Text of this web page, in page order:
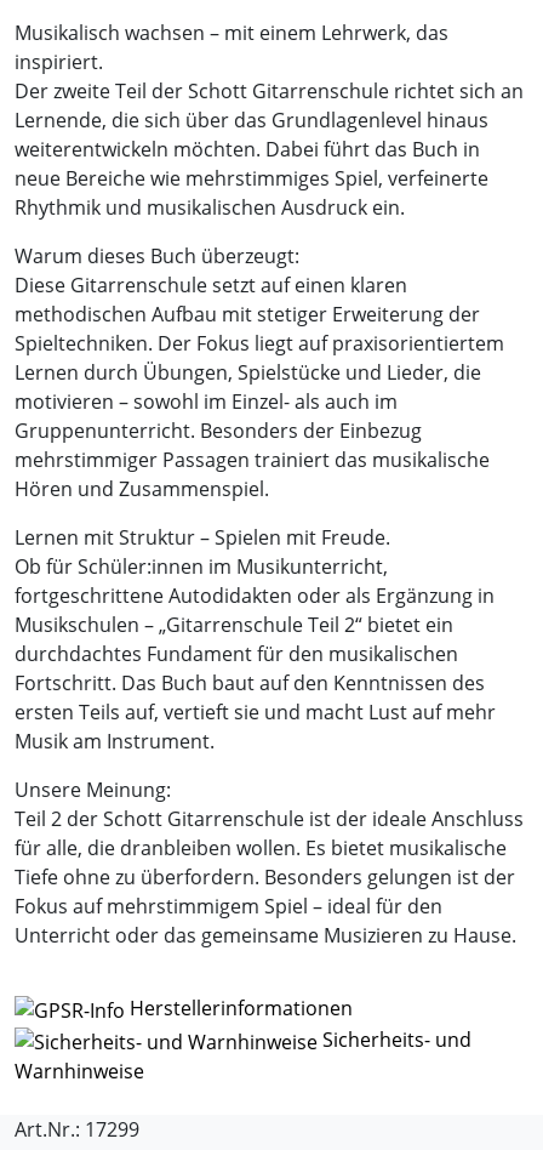
Musikalisch wachsen – mit einem Lehrwerk, das
inspiriert.
Der zweite Teil der Schott Gitarrenschule richtet sich an
Lernende, die sich über das Grundlagenlevel hinaus
weiterentwickeln möchten. Dabei führt das Buch in
neue Bereiche wie mehrstimmiges Spiel, verfeinerte
Rhythmik und musikalischen Ausdruck ein.
Warum dieses Buch überzeugt:
Diese Gitarrenschule setzt auf einen klaren
methodischen Aufbau mit stetiger Erweiterung der
Spieltechniken. Der Fokus liegt auf praxisorientiertem
Lernen durch Übungen, Spielstücke und Lieder, die
motivieren – sowohl im Einzel- als auch im
Gruppenunterricht. Besonders der Einbezug
mehrstimmiger Passagen trainiert das musikalische
Hören und Zusammenspiel.
Lernen mit Struktur – Spielen mit Freude.
Ob für Schüler:innen im Musikunterricht,
fortgeschrittene Autodidakten oder als Ergänzung in
Musikschulen – „Gitarrenschule Teil 2“ bietet ein
durchdachtes Fundament für den musikalischen
Fortschritt. Das Buch baut auf den Kenntnissen des
ersten Teils auf, vertieft sie und macht Lust auf mehr
Musik am Instrument.
Unsere Meinung:
Teil 2 der Schott Gitarrenschule ist der ideale Anschluss
für alle, die dranbleiben wollen. Es bietet musikalische
Tiefe ohne zu überfordern. Besonders gelungen ist der
Fokus auf mehrstimmigem Spiel – ideal für den
Unterricht oder das gemeinsame Musizieren zu Hause.
Herstellerinformationen
Sicherheits- und
Warnhinweise
Art.Nr.: 17299